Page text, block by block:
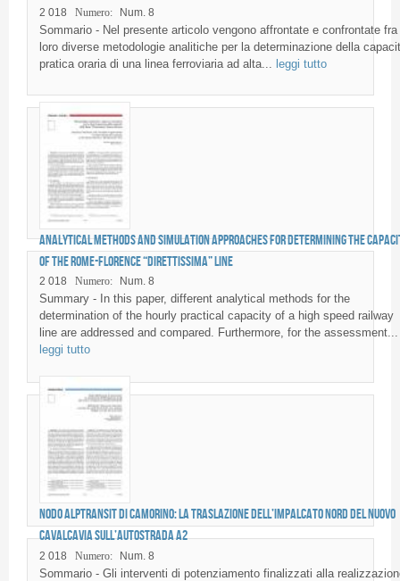
2 018 Numero: Num. 8
Sommario - Nel presente articolo vengono affrontate e confrontate fra
loro diverse metodologie analitiche per la determinazione della
pratica oraria di una linea ferroviaria ad alta... leggi tutto
Analytical methods and simulation approaches for determining the
of the Rome-Florence “Direttissima” line
2 018 Numero: Num. 8
Summary - In this paper, different analytical methods for the
determination of the hourly practical capacity of a high speed railway
line are addressed and compared. Furthermore, for the assessment...
leggi tutto
Nodo AlpTransit di Camorino: la traslazione dell’impalcato nord del nuovo
cavalcavia sull’autostrada A2
2 018 Numero: Num. 8
Sommario - Gli interventi di potenziamento finalizzati alla